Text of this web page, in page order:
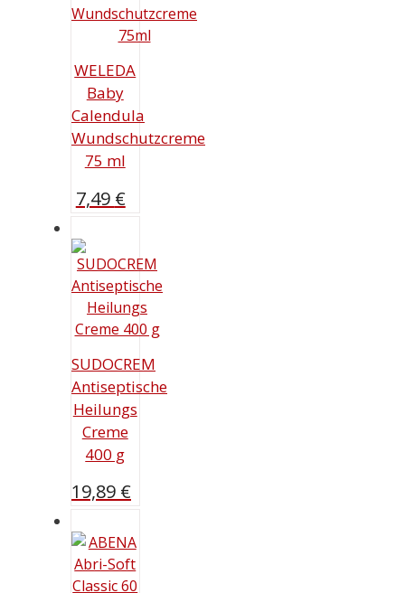
WELEDA
Baby
Calendula
Wundschutzcreme
75 ml
7,49 €
SUDOCREM
Antiseptische
Heilungs
Creme
400 g
19,89 €